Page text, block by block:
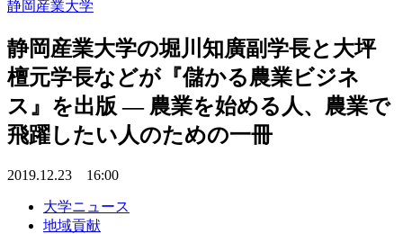
静岡産業大学
静岡産業大学の堀川知廣副学長と大坪
檀元学長などが『儲かる農業ビジネ
ス』を出版 — 農業を始める人、農業で
飛躍したい人のための一冊
2019.12.23 16:00
大学ニュース
地域貢献